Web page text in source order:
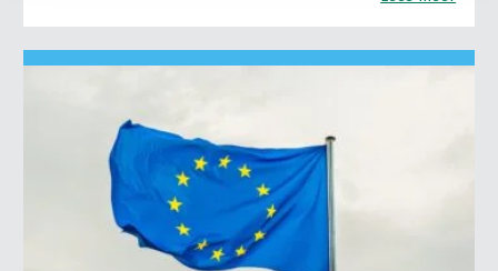
14 oktober: Brits parlement komt weer bijeen
17-18 oktober: Europese Raad. Een nieuwe deal moet er dan